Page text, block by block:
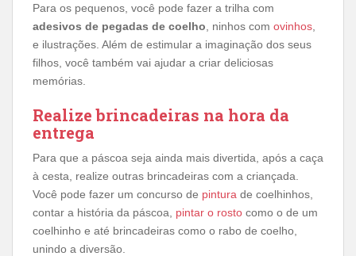
Para os pequenos, você pode fazer a trilha com
adesivos de pegadas de coelho , ninhos com ovinhos
e ilustrações. Além de estimular a imaginação dos seus
filhos, você também vai ajudar a criar deliciosas
memórias.
Realize brincadeiras na hora da
entrega
Para que a páscoa seja ainda mais divertida, após a caça
à cesta, realize outras brincadeiras com a criançada.
Você pode fazer um concurso de pintura de coelhinhos,
contar a história da páscoa, pintar o rosto como o de um
coelhinho e até brincadeiras como o rabo de coelho,
unindo a diversão.